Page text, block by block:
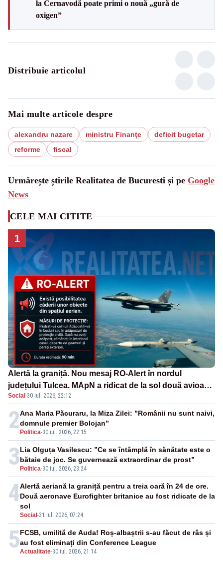
la Cernavodă poate primi o nouă „gură de
oxigen”
Distribuie articolul
Mai multe articole despre
alexandru nazare ministru Finanțe
deficit bugetar
reforme
fiscal
Urmărește știrile Realitatea de Bucuresti și pe Google
News
CELE MAI CITITE
1
Alertă la graniță. Nou mesaj RO-Alert în nordul
județului Tulcea. MApN a ridicat de la sol două avioane
F-16
Social ·30 iul. 2026, 22:12
2 Politica-30 iul. 2026, 22:15
Ana Maria Păcuraru, la Miza Zilei: ”Românii nu sunt naivi,
domnule premier Bolojan”
3 Politica-30 iul. 2026, 23:24
Lia Olguța Vasilescu: ”Ce se întâmplă în sănătate este o
bătaie de joc. Se guvernează extraordinar de prost”
4
Social -31 iul. 2026, 07:24
Alertă aeriană la graniță pentru a treia oară în 24 de ore.
Două aeronave Eurofighter britanice au fost ridicate de la
sol
5Actualitate-30 iul. 2026, 21:14
FCSB, umilită de Auda! Roș-albaștrii s-au făcut de râs și
au fost eliminați din Conference League